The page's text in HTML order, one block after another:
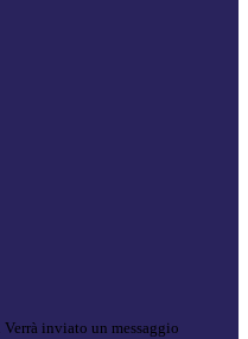
Verrà inviato un messaggio